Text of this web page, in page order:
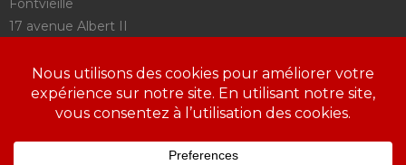
Fontvieille
17 avenue Albert II
Tel. : +377 92 05 75 25
Saint Charles